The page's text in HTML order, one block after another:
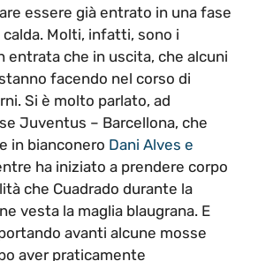
essere già entrato in una fase
Molti, infatti, sono i
entrata che in uscita, che alcuni
facendo nel corso di
Si è molto parlato, ad
Juventus – Barcellona, che
in bianconero Dani Alves e
ha iniziato a prendere corpo
che Cuadrado durante la
vesta la maglia blaugrana. E
avanti alcune mosse
aver praticamente